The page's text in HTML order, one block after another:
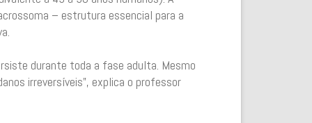
– estrutura essencial para a
durante toda a fase adulta. Mesmo
irreversíveis”, explica o professor